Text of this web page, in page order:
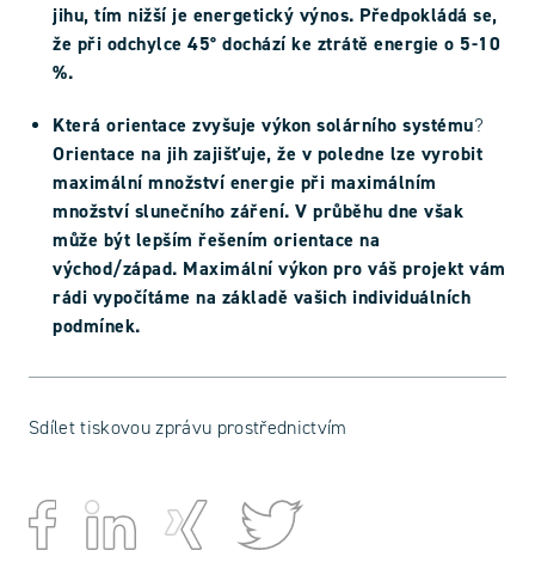
jihu, tím nižší je energetický výnos. Předpokládá se,
že při odchylce 45° dochází ke ztrátě energie o 5-10
%.
Která orientace zvyšuje výkon solárního systému?
Orientace na jih zajišťuje, že v poledne lze vyrobit
maximální množství energie při maximálním
množství slunečního záření. V průběhu dne však
může být lepším řešením orientace na
východ/západ. Maximální výkon pro váš projekt vám
rádi vypočítáme na základě vašich individuálních
podmínek.
Sdílet tiskovou zprávu prostřednictvím